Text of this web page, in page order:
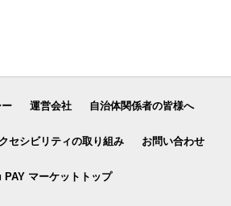
運営会社 自治体関係者の皆様へ
セシビリティの取り組み お問い合わせ
PAY マーケットトップ